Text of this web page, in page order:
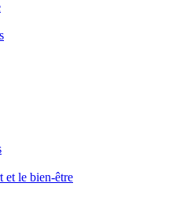
et le bien-être